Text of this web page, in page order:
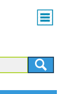
Main
menu